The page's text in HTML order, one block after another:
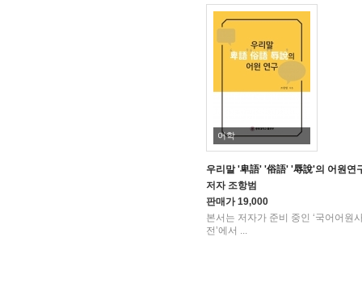
어학
우리말 '卑語' '俗語' '辱說'의 어원연
저자조항범
판매가19,000
본서는 저자가 준비 중인 ‘국어어원
전’에서 ...